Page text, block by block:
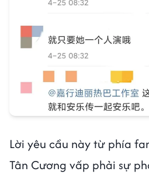
Lời yêu cầu này từ phía
Tân Cương vấp phải sự